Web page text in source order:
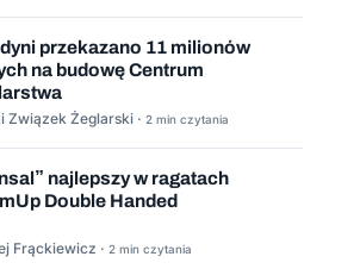
przekazano 11 milionów
na budowę Centrum
Związek Żeglarski · 2 min czytania
najlepszy w ragatach
Double Handed
Frąckiewicz · 2 min czytania